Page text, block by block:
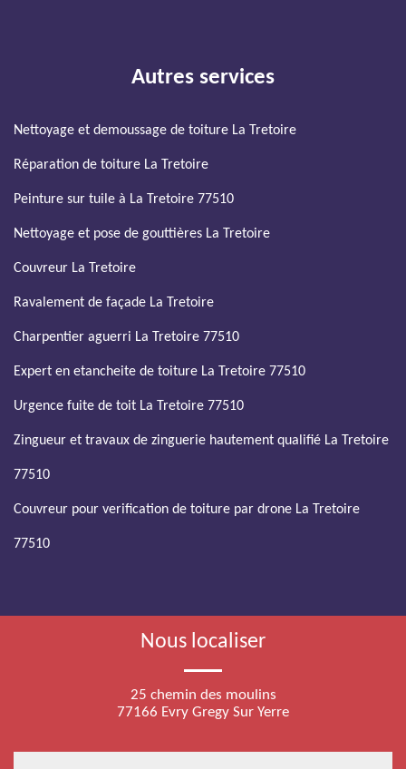
Autres services
Nettoyage et demoussage de toiture La Tretoire
Réparation de toiture La Tretoire
Peinture sur tuile à La Tretoire 77510
Nettoyage et pose de gouttières La Tretoire
Couvreur La Tretoire
Ravalement de façade La Tretoire
Charpentier aguerri La Tretoire 77510
Expert en etancheite de toiture La Tretoire 77510
Urgence fuite de toit La Tretoire 77510
Zingueur et travaux de zinguerie hautement qualifié La Tretoire
77510
Couvreur pour verification de toiture par drone La Tretoire
77510
Nous localiser
25 chemin des moulins
77166 Evry Gregy Sur Yerre